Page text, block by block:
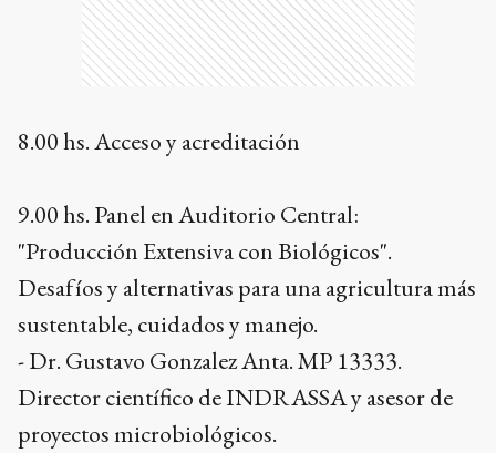
8.00 hs. Acceso y acreditación
9.00 hs. Panel en Auditorio Central:
"Producción Extensiva con Biológicos".
Desafíos y alternativas para una agricultura más
sustentable, cuidados y manejo.
- Dr. Gustavo Gonzalez Anta. MP 13333.
Director científico de INDRASSA y asesor de
proyectos microbiológicos.